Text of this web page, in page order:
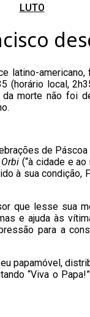
volume.
LUTO
local,
morte não foi
de
(“à cidade e
à sua
que lesse sua
e ajuda às
para a
papamóvel,
“Viva o